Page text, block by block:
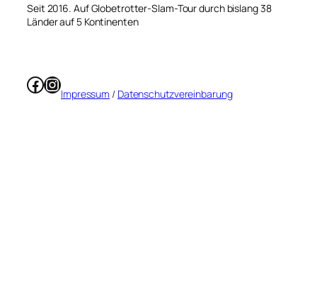
Seit 2016. Auf Globetrotter-Slam-Tour durch bislang 38
Länder auf 5 Kontinenten
Facebook
Instagram
Impressum / Datenschutzvereinbarung